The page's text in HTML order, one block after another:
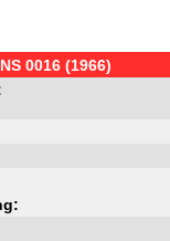
0016 (1966)